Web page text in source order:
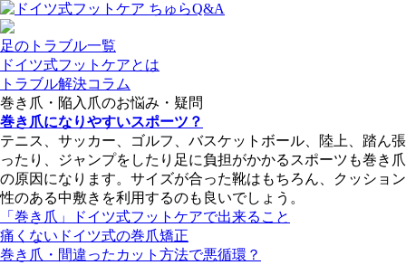
足のトラブル一覧
ドイツ式フットケアとは
トラブル解決コラム
巻き爪・陥入爪のお悩み・疑問
巻き爪になりやすいスポーツ？
テニス、サッカー、ゴルフ、バスケットボール、陸上、踏ん張
ったり、ジャンプをしたり足に負担がかかるスポーツも巻き爪
の原因になります。サイズが合った靴はもちろん、クッション
性のある中敷きを利用するのも良いでしょう。
「巻き爪」ドイツ式フットケアで出来ること
痛くないドイツ式の巻爪矯正
巻き爪・間違ったカット方法で悪循環？